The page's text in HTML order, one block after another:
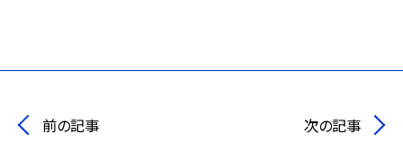
前の記事 次の記事